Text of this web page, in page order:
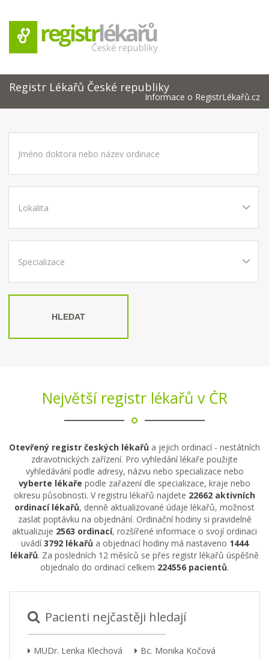
Registr Lékařů České republiky
Informace o RegistrLékařů.cz
HLEDAT
Největší registr lékařů v ČR
Otevřený registr českých lékařů a jejich ordinací - nestátních
zdravotnických zařízení. Pro vyhledání lékaře použijte
vyhledávání podle adresy, názvu nebo specializace nebo
vyberte lékaře podle zařazení dle specializace, kraje nebo
okresu působnosti. V registru lékařů najdete 22662 aktivních
ordinací lékařů, denně aktualizované údaje lékařů, možnost
zaslat poptávku na objednání. Ordinační hodiny si pravidelně
aktualizuje 2563 ordinací, rozšířené informace o svojí ordinaci
uvádí3792 lékařů a objednací hodiny má nastaveno 1444
lékařů. Za posledních 12 měsíců se přes registr lékařů úspěšně
objednalo do ordinací celkem 224556 pacientů.
Pacienti nejčastěji hledají
MUDr. Lenka Klechová
Bc. Monika Kočová